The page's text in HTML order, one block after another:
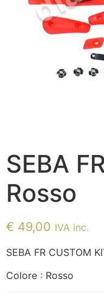
SEBA
Rosso
€ 49,00 IVA inc.
SEBA FR CUSTOM
Colore : Rosso